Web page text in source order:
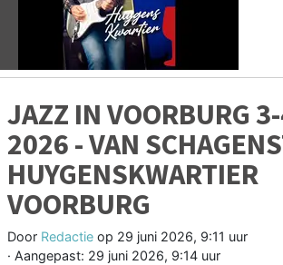
JAZZ IN VOORBURG
2026 - VAN
HUYGENSKWARTIER
VOORBURG
Door Redactie op 29 juni 2026, 9:11 uur
· Aangepast: 29 juni 2026, 9:14 uur